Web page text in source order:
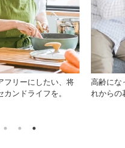
フリーにしたい、将
ンドライフを。
高齢にな
れからの